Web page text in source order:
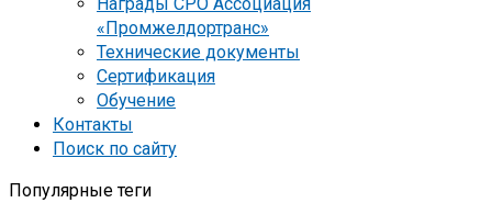
«Промжелдортранс»
Технические документы
Сертификация
Обучение
Контакты
Поиск по сайту
Популярные теги